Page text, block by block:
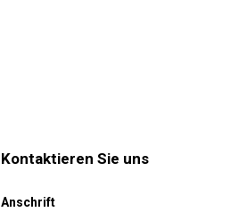
Kontaktieren Sie uns
Anschrift